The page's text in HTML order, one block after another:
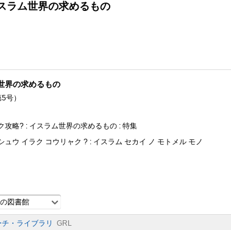
ラム世界の求めるもの
界の求めるもの
号）
攻略? : イスラム世界の求めるもの : 特集
ュウ イラク コウリャク ? : イスラム セカイ ノ モトメル モノ
図書館
・ライブラリ
GRL